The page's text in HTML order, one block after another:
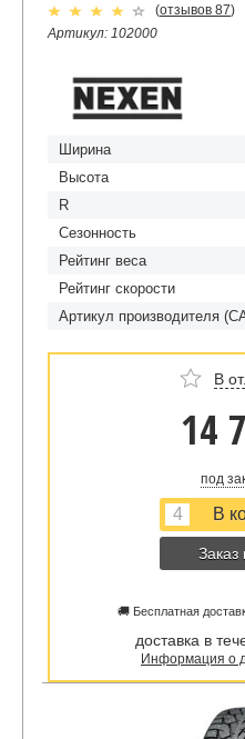
(отзывов 87)
Артикул: 102000
Ширина
Высота
R
Сезонность
Рейтинг веса
Рейтинг скорости
Артикул производителя
В
14
под
Заказ
🚚 Бесплатная
доставка в
Информация о